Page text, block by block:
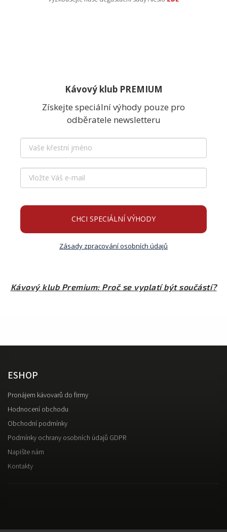
Kávový klub PREMIUM
Získejte speciální výhody pouze pro
odběratele newsletteru
CHCI SPECIÁLNÍ VÝHODY
Zásady zpracování osobních údajů
Kávový klub Premium: Proč se vyplatí být součástí?
ESHOP
Pronájem kávovarů do firmy
Hodnocení obchodu
Obchodní podmínky
Podmínky ochrany osobních údajů GDPR
Napište nám
Kontakty